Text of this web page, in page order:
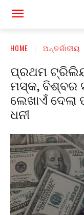
HOME ଅନ୍ତର୍ଜାତୀୟ
ପ୍ରଥମ
ମସ୍କ, ବିଶ୍ବର
ଲେଖାଏଁ
ଧନୀ